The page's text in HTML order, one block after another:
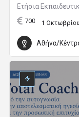
Ετήσια
700 1
Αθήνα/